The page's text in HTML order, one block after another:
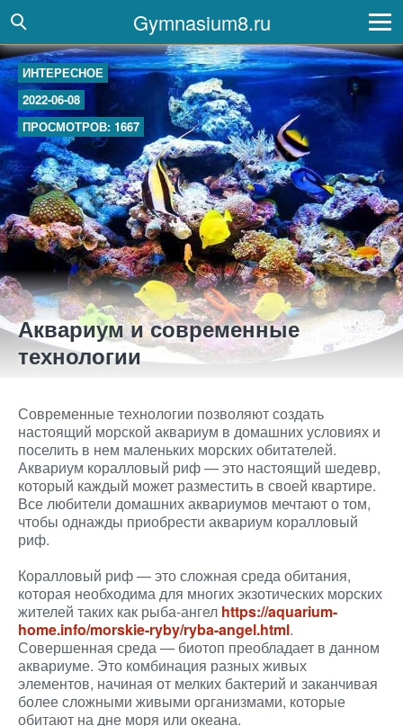
Gymnasium8.ru
ИНТЕРЕСНОЕ
2022-06-08
ПРОСМОТРОВ: 1667
Аквариум и современные
технологии
Современные технологии позволяют создать
настоящий морской аквариум в домашних условиях и
поселить в нем маленьких морских обитателей.
Аквариум коралловый риф — это настоящий шедевр,
который каждый может разместить в своей квартире.
Все любители домашних аквариумов мечтают о том,
чтобы однажды приобрести аквариум коралловый
риф.
Коралловый риф — это сложная среда обитания,
которая необходима для многих экзотических морских
жителей таких как рыба-ангел https://aquarium-
home.info/morskie-ryby/ryba-angel.html.
Совершенная среда — биотоп преобладает в данном
аквариуме. Это комбинация разных живых
элементов, начиная от мелких бактерий и заканчивая
более сложными живыми организмами, которые
обитают на дне моря или океана.